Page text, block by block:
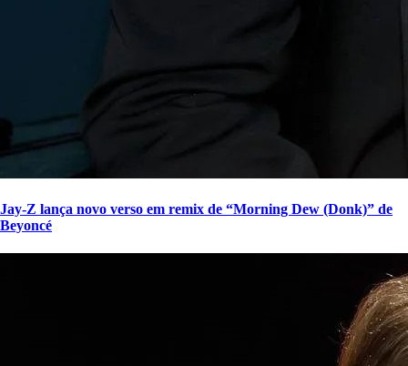
Jay-Z lança novo verso em remix de “Morning Dew (Donk)” de
Beyoncé